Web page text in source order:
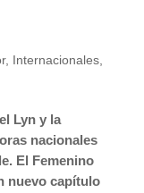
, Internacionales,
Lyn y la
nacionales
El Femenino
nuevo capítulo